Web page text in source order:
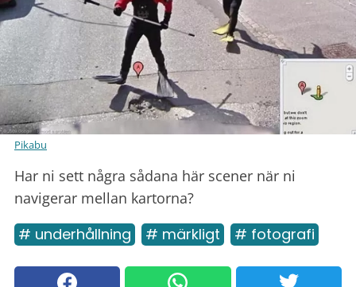
Pikabu
Har ni sett några sådana här scener när ni
navigerar mellan kartorna?
# underhållning # märkligt # fotografi